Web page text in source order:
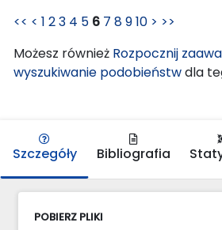
<< < 1 23 4 5 6 7 8910 > >>
Możesz również Rozpocznij
wyszukiwanie podobieństwdla
Szczegóły Bibliografia
POBIERZ PLIKI